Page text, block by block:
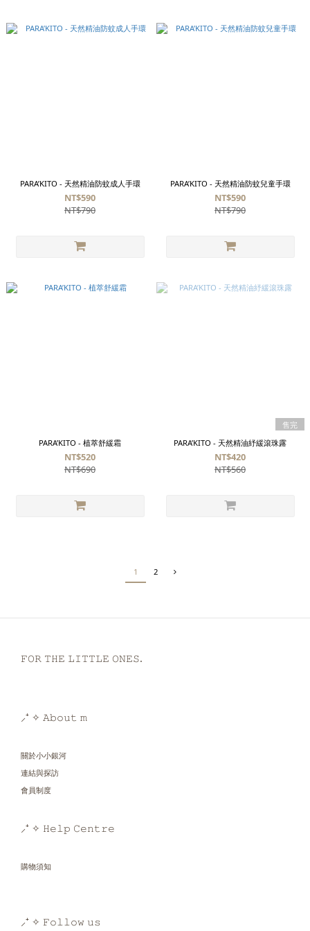
PARA’KITO - 天然精油防蚊成人手環
NT$590
NT$790
PARA’KITO - 天然精油防蚊兒童手環
NT$590
NT$790
PARA’KITO - 植萃舒緩霜
NT$520
NT$690
售完
PARA’KITO - 天然精油紓緩滾珠露
NT$420
NT$560
1 2
𝙵𝙾𝚁 𝚃𝙷𝙴 𝙻𝙸𝚃𝚃𝙻𝙴 𝙾𝙽𝙴𝚂.
⸝⁺ ✧ 𝙰𝚋𝚘𝚞𝚝 𝚖
關於小小銀河
連結與探訪
會員制度
⸝⁺ ✧ 𝙷𝚎𝚕𝚙 𝙲𝚎𝚗𝚝𝚛𝚎
購物須知
⸝⁺ ✧ 𝙵𝚘𝚕𝚕𝚘𝚠 𝚞𝚜